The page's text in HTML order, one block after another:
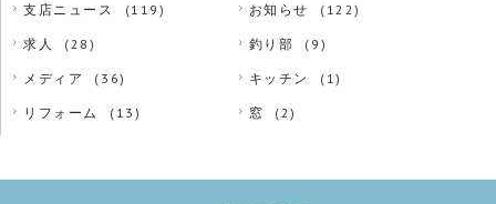
支店ニュース (119) お知らせ (122)
求人 (28) 釣り部 (9)
メディア (36) キッチン (1)
リフォーム (13) 窓 (2)